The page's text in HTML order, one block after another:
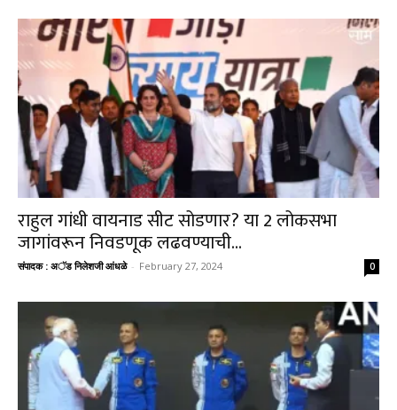
राहुल गांधी वायनाड सीट सोडणार? या 2 लोकसभा
जागांवरून निवडणूक लढवण्याची...
संपादक : अॅड निलेशजी आंधळे - February 27, 2024 0